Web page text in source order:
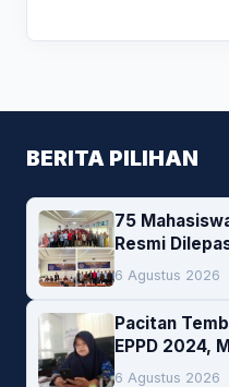
BERITA PILIHAN
75
Resmi
Empat Pesan
6 Agustus 2026
Pacitan
EPPD 2024,
6 Agustus 2026